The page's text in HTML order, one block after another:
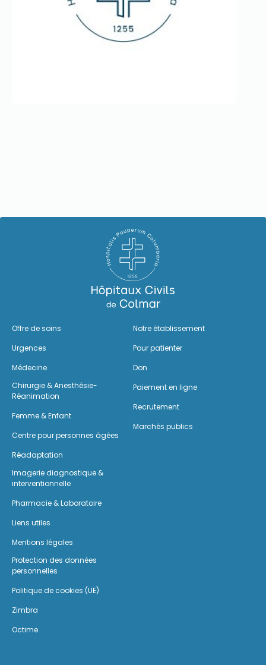
Offre de soins
Urgences
Médecine
Chirurgie & Anesthésie-
Réanimation
Femme & Enfant
Centre pour personnes âgées
Réadaptation
Imagerie diagnostique &
interventionnelle
Pharmacie & Laboratoire
Notre établissement
Pour patienter
Don
Paiement en ligne
Recrutement
Marchés publics
Liens utiles
Mentions légales
Protection des données
personnelles
Politique de cookies (UE)
Zimbra
Octime